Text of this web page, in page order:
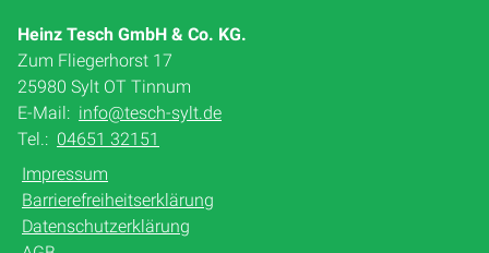
Heinz Tesch GmbH & Co. KG.
Zum Fliegerhorst 17
25980 Sylt OT Tinnum
E-Mail: info@tesch-sylt.de
Tel.: 04651 32151
Impressum
Barrierefreiheitserklärung
Datenschutzerklärung